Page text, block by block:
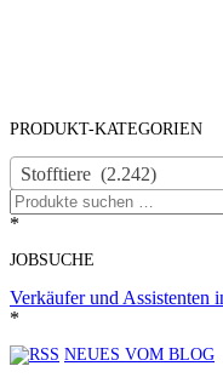
PRODUKT-KATEGORIEN
Stofftiere (2.242)
Suchen
nach …
*
JOBSUCHE
Verkäufer und Assistenten
*
NEUES VOM BLOG